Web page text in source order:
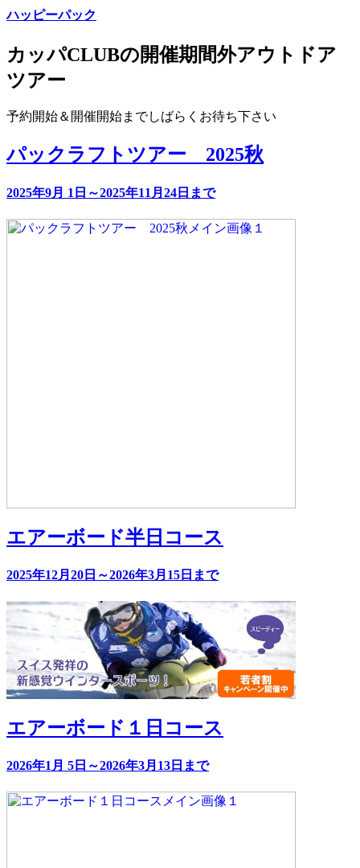
ハッピーパック
カッパCLUBの開催期間外アウトドア
ツアー
予約開始＆開催開始までしばらくお待ち下さい
パックラフトツアー 2025秋
2025年9月 1日～2025年11月24日まで
エアーボード半日コース
2025年12月20日～2026年3月15日まで
エアーボード１日コース
2026年1月 5日～2026年3月13日まで